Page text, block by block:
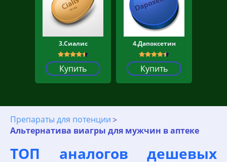
3.Сиалис
Купить
4.Дапоксетин
Купить
Препараты для потенции
Альтернатива виагры для мужчин в аптеке
ТОП аналогов дешевых